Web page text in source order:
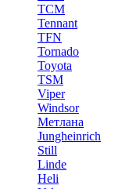
TCM
Tennant
TFN
Tornado
Toyota
TSM
Viper
Windsor
Метлана
Jungheinrich
Still
Linde
Heli